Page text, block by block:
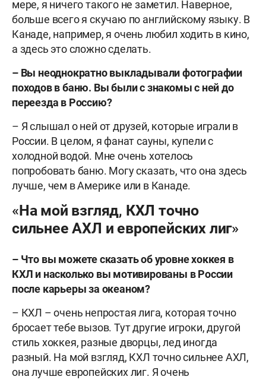
мере, я ничего такого не заметил. Наверное,
больше всего я скучаю по английскому языку. В
Канаде, например, я очень любил ходить в кино,
а здесь это сложно сделать.
– Вы неоднократно выкладывали фотографии
походов в баню. Вы были с знакомы с ней до
переезда в Россию?
– Я слышал о ней от друзей, которые играли в
России. В целом, я фанат сауны, купели с
холодной водой. Мне очень хотелось
попробовать баню. Могу сказать, что она здесь
лучше, чем в Америке или в Канаде.
«На мой взгляд, КХЛ точно
сильнее АХЛ и европейских лиг»
– Что вы можете сказать об уровне хоккея в
КХЛ и насколько вы мотивированы в России
после карьеры за океаном?
– КХЛ – очень непростая лига, которая точно
бросает тебе вызов. Тут другие игроки, другой
стиль хоккея, разные дворцы, лед иногда
разный. На мой взгляд, КХЛ точно сильнее АХЛ,
она лучше европейских лиг. Я очень